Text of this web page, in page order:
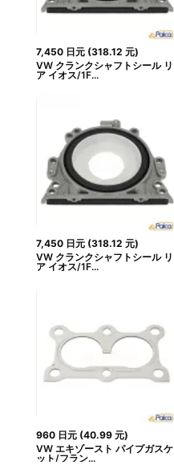
7,450 日元(318.12 元)
VW クランクシャフトシール リ
ア イオス/1F...
7,450 日元(318.12 元)
VW クランクシャフトシール リ
ア イオス/1F...
960 日元(40.99 元)
VW エキゾースト パイプガスケ
ット/フラン...